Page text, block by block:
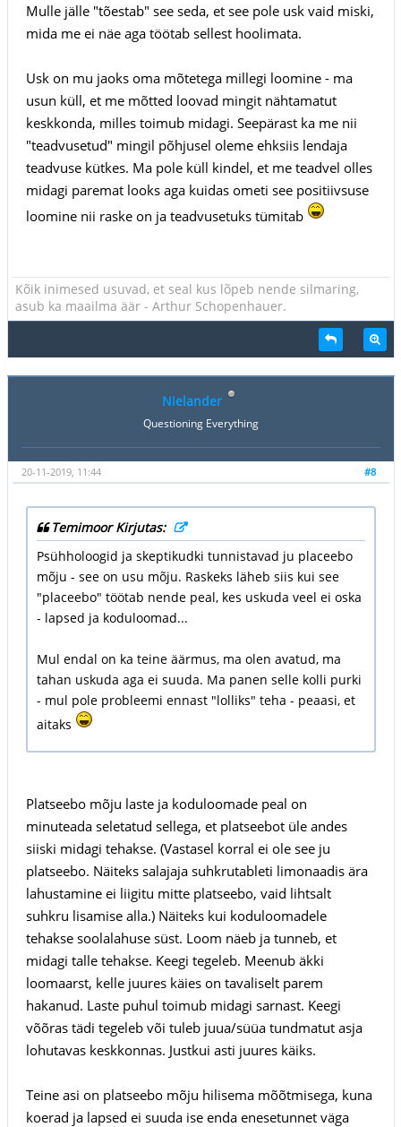
Mulle jälle "tõestab" see seda, et see pole usk vaid miski,
mida me ei näe aga töötab sellest hoolimata.
Usk on mu jaoks oma mõtetega millegi loomine - ma
usun küll, et me mõtted loovad mingit nähtamatut
keskkonda, milles toimub midagi. Seepärast ka me nii
"teadvusetud" mingil põhjusel oleme ehksiis lendaja
teadvuse kütkes. Ma pole küll kindel, et me teadvel olles
midagi paremat looks aga kuidas ometi see positiivsuse
loomine nii raske on ja teadvusetuks tümitab
Kõik inimesed usuvad, et seal kus lõpeb nende silmaring,
asub ka maailma äär - Arthur Schopenhauer.
Nielander
Questioning Everything
#8
20-11-2019, 11:44
Temimoor Kirjutas:
Psühholoogid ja skeptikudki tunnistavad ju placeebo
mõju - see on usu mõju. Raskeks läheb siis kui see
"placeebo" töötab nende peal, kes uskuda veel ei oska
- lapsed ja koduloomad...
Mul endal on ka teine äärmus, ma olen avatud, ma
tahan uskuda aga ei suuda. Ma panen selle kolli purki
- mul pole probleemi ennast "lolliks" teha - peaasi, et
aitaks
Platseebo mõju laste ja koduloomade peal on
minuteada seletatud sellega, et platseebot üle andes
siiski midagi tehakse. (Vastasel korral ei ole see ju
platseebo. Näiteks salajaja suhkrutableti limonaadis ära
lahustamine ei liigitu mitte platseebo, vaid lihtsalt
suhkru lisamise alla.) Näiteks kui koduloomadele
tehakse soolalahuse süst. Loom näeb ja tunneb, et
midagi talle tehakse. Keegi tegeleb. Meenub äkki
loomaarst, kelle juures käies on tavaliselt parem
hakanud. Laste puhul toimub midagi sarnast. Keegi
võõras tädi tegeleb või tuleb juua/süüa tundmatut asja
lohutavas keskkonnas. Justkui asti juures käiks.
Teine asi on platseebo mõju hilisema mõõtmisega, kuna
koerad ja lapsed ei suuda ise enda enesetunnet väga